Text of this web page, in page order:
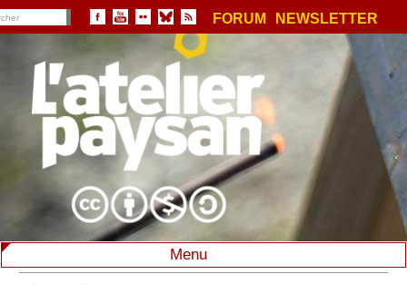
FORUM NEWSLETTER
Menu